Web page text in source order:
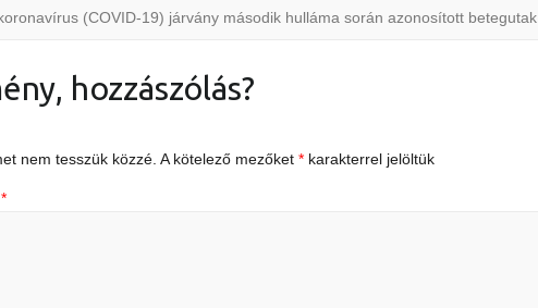
(COVID-19) járvány második hulláma során azonosított betegutak
hozzászólás?
nem tesszük közzé. A kötelező mezőket* karakterrel jelöltük
*